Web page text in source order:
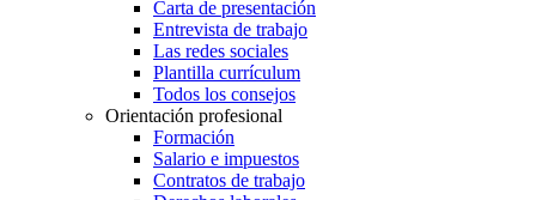
Carta de presentación
Entrevista de trabajo
Las redes sociales
Plantilla currículum
Todos los consejos
Orientación profesional
Formación
Salario e impuestos
Contratos de trabajo